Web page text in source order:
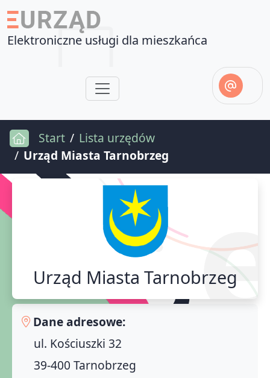
Elektroniczne usługi dla mieszkańca
Start
Lista urzędów
Urząd Miasta Tarnobrzeg
Urząd Miasta Tarnobrzeg
Dane adresowe:
ul. Kościuszki 32
39-400 Tarnobrzeg